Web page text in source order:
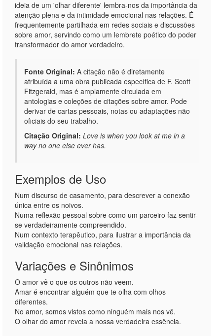
ideia de um 'olhar diferente' lembra-nos da importância da
atenção plena e da intimidade emocional nas relações. É
frequentemente partilhada em redes sociais e discussões
sobre amor, servindo como um lembrete poético do poder
transformador do amor verdadeiro.
Fonte Original: A citação não é diretamente
atribuída a uma obra publicada específica de F. Scott
Fitzgerald, mas é amplamente circulada em
antologias e coleções de citações sobre amor. Pode
derivar de cartas pessoais, notas ou adaptações não
oficiais do seu trabalho.
Citação Original: Love is when you look at me in a
way no one else ever has.
Exemplos de Uso
Num discurso de casamento, para descrever a conexão
única entre os noivos.
Numa reflexão pessoal sobre como um parceiro faz sentir-
se verdadeiramente compreendido.
Num contexto terapêutico, para ilustrar a importância da
validação emocional nas relações.
Variações e Sinônimos
O amor vê o que os outros não veem.
Amar é encontrar alguém que te olha com olhos
diferentes.
No amor, somos vistos como ninguém mais nos vê.
O olhar do amor revela a nossa verdadeira essência.